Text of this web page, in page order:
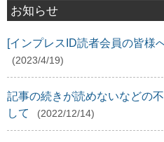
お知らせ
[インプレスID読者会員の皆様
(2023/4/19)
記事の続きが読めないなどの
して
(2022/12/14)